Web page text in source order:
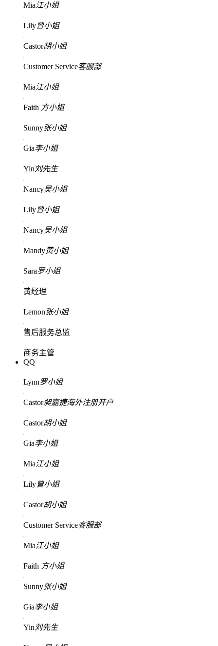
Mia江小姐
Lily曾小姐
Castor胡小姐
Customer Service客服部
Mia江小姐
Faith 方小姐
Sunny张小姐
Gia李小姐
Yin 刘先生
Nancy吴小姐
Lily曾小姐
Nancy吴小姐
Mandy黄小姐
Sara罗小姐
黄经理
Lemon张小姐
售后服务总监
商务主管
QQ
Lynn罗小姐
Castor昶嘉捷海外注册开户
Castor胡小姐
Gia李小姐
Mia江小姐
Lily曾小姐
Castor胡小姐
Customer Service客服部
Mia江小姐
Faith 方小姐
Sunny张小姐
Gia李小姐
Yin 刘先生